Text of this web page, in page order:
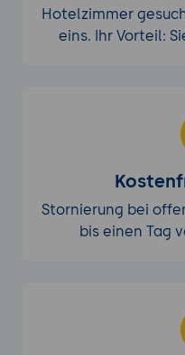
Hotelzimmer
eins. Ihr Vorteil:
Stornierung bei
bis einen Tag